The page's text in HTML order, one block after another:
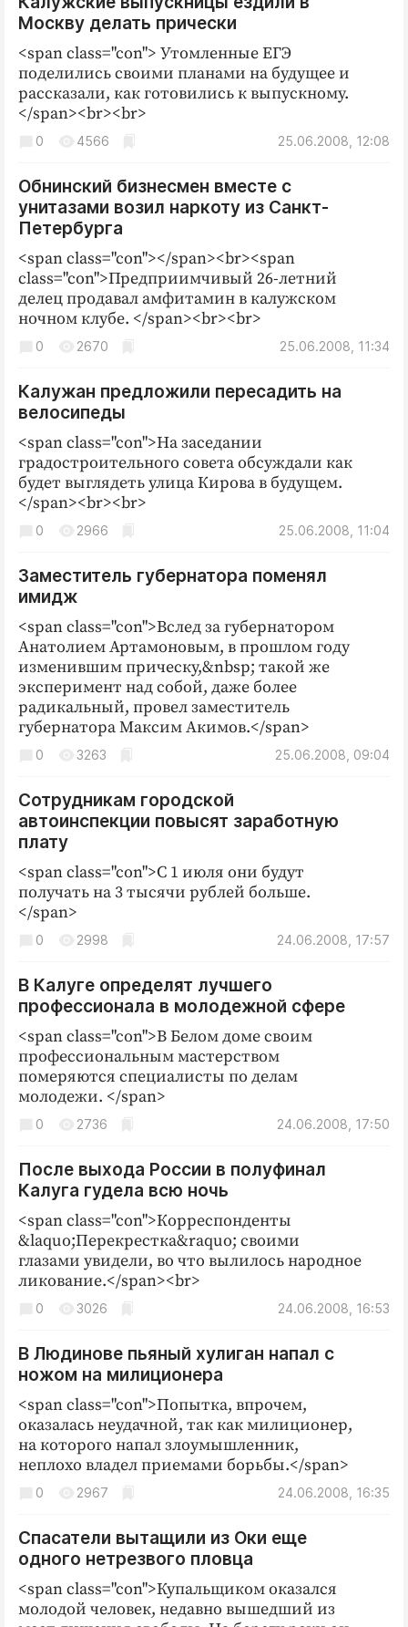
Москву делать прически
<span class="con"> Утомленные ЕГЭ
поделились своими планами на будущее и
рассказали, как готовились к выпускному.
</span><br><br>
25.06.2008, 12:08
0 4566
Обнинский бизнесмен вместе с
унитазами возил наркоту из Санкт-
Петербурга
<span class="con"></span><br><span
class="con">Предприимчивый 26-летний
делец продавал амфитамин в калужском
ночном клубе. </span><br><br>
25.06.2008, 11:34
0 2670
Калужан предложили пересадить на
велосипеды
<span class="con">На заседании
градостроительного совета обсуждали как
будет выглядеть улица Кирова в будущем.
</span><br><br>
25.06.2008, 11:04
0 2966
Заместитель губернатора поменял
имидж
<span class="con">Вслед за губернатором
Анатолием Артамоновым, в прошлом году
изменившим прическу,&nbsp; такой же
эксперимент над собой, даже более
радикальный, провел заместитель
губернатора Максим Акимов.</span>
25.06.2008, 09:04
0 3263
Сотрудникам городской
автоинспекции повысят заработную
плату
<span class="con">С 1 июля они будут
получать на 3 тысячи рублей больше.
</span>
24.06.2008, 17:57
0 2998
В Калуге определят лучшего
профессионала в молодежной сфере
<span class="con">В Белом доме своим
профессиональным мастерством
померяются специалисты по делам
молодежи. </span>
24.06.2008, 17:50
0 2736
После выхода России в полуфинал
Калуга гудела всю ночь
<span class="con">Корреспонденты
&laquo;Перекрестка&raquo; своими
глазами увидели, во что вылилось народное
ликование.</span><br>
24.06.2008, 16:53
0 3026
В Людинове пьяный хулиган напал с
ножом на милиционера
<span class="con">Попытка, впрочем,
оказалась неудачной, так как милиционер,
на которого напал злоумышленник,
неплохо владел приемами борьбы.</span>
24.06.2008, 16:35
0 2967
Спасатели вытащили из Оки еще
одного нетрезвого пловца
<span class="con">Купальщиком оказался
молодой человек, недавно вышедший из